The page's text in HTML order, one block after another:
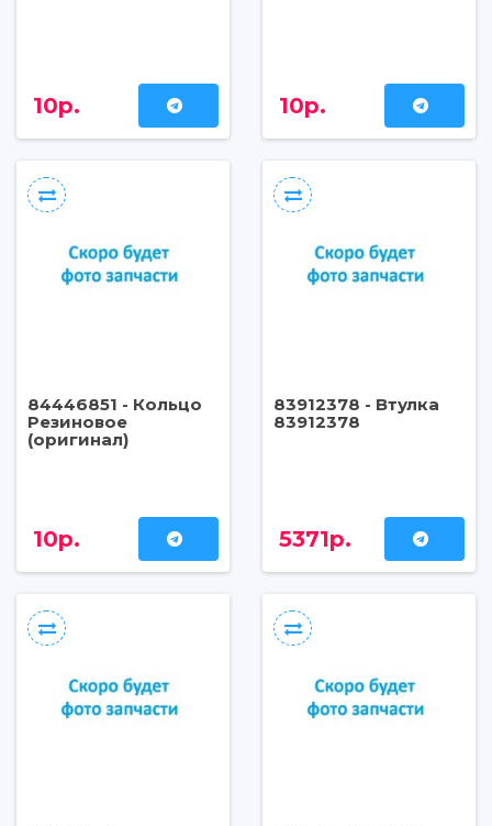
10р. 10р.
84446851 - Кольцо
Резиновое
(оригинал)
10р.
83912378 - Втулка
83912378
5371р.